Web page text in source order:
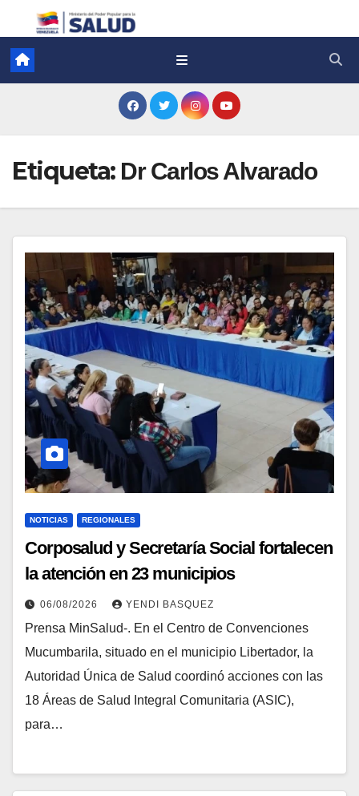
Etiqueta: Dr Carlos Alvarado
NOTICIAS REGIONALES
Corposalud y Secretaría Social fortalecen
la atención en 23 municipios
06/08/2026 YENDI BASQUEZ
Prensa MinSalud-. En el Centro de Convenciones
Mucumbarila, situado en el municipio Libertador, la
Autoridad Única de Salud coordinó acciones con las
18 Áreas de Salud Integral Comunitaria (ASIC),
para…